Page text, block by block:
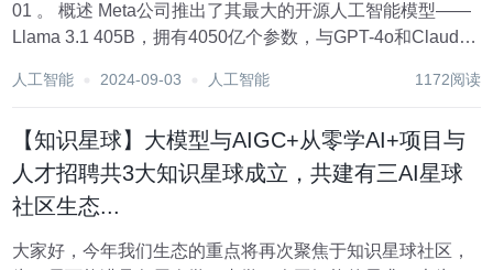
01 。 概述 Meta公司推出了其最大的开源人工智能模型——
Llama 3.1 405B，拥有4050亿个参数，与GPT-4o和Claude
训练而成，现已在云平台上可用，...
人工智能 2024-09-03 人工智能 1172阅读
【知识星球】大模型与AIGC+从零学AI+项目与
人才招聘共3大知识星球成立，共建有三AI星球
社区生态...
大家好，今年我们生态的重点将再次聚焦于知识星球社区，